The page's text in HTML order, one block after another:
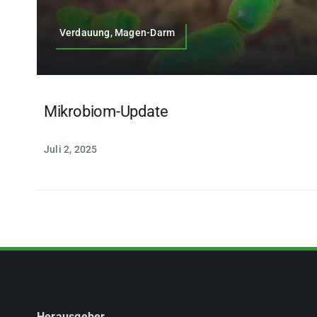
Verdauung, Magen-Darm
Mikrobiom-Update
Juli 2, 2025